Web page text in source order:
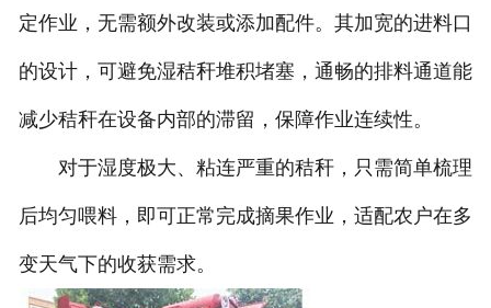
定作业，无需额外改装或添加配件。其加宽的进料口
的设计，可避免湿秸秆堆积堵塞，通畅的排料通道能
减少秸秆在设备内部的滞留，保障作业连续性。
对于湿度极大、粘连严重的秸秆，只需简单梳理
后均匀喂料，即可正常完成摘果作业，适配农户在多
变天气下的收获需求。